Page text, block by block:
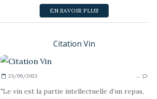
EN SAVOIR PLUS
LA DÉGUSTATION
Citation Vin
23/09/2022 …
"Le vin est la partie intellectuelle d’un repas,